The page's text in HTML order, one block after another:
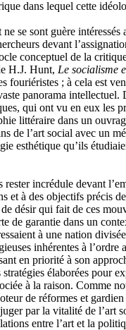
dans lequel cette
ne se sont guère
devant
conceptuel de la
H.J. Hunt, Le socialisme
; à cela est
panorama
qui ont vu en eux les
littéraire dans un
de l’art social avec un
esthétique qu’ils
incrédule devant
et à des objectifs précis
désir qui fait de ces
garantie dans un
à une nation
inhérentes à l’ordre
en priorité à son
élaborées pour
à la raison. Comme
de réformes et
par la vitalité de l’art
entre l’art et la